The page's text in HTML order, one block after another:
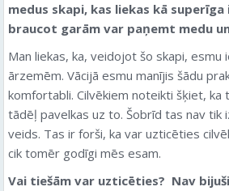
medus skapi, kas liekas kā superīga
braucot garām var paņemt medu
Man liekas, ka, veidojot šo skapi, esmu
ārzemēm. Vācijā esmu manījis šādu
komfortabli. Cilvēkiem noteikti šķiet, ka
tādēļ pavelkas uz to. Šobrīd tas nav tik
veids. Tas ir forši, ka var uzticēties
cik tomēr godīgi mēs esam.
Vai tiešām var uzticēties? Nav